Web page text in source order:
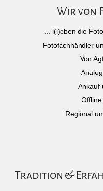
Wir von
... l(i)eben die
Fotofachhändler
Von
Ankauf
Offline
Regional
Tradition &